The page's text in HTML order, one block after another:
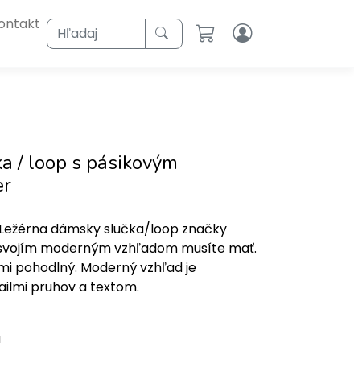
Hľadaj
/ loop s pásikovým
Ležérna dámsky slučka/loop značky
moderným vzhľadom musíte mať.
pohodlný. Moderný vzhľad je
pruhov a textom.